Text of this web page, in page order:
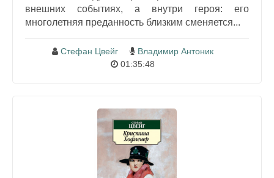
внешних событиях, а внутри героя: его
многолетняя преданность близким сменяется...
Стефан Цвейг
Владимир Антоник
01:35:48